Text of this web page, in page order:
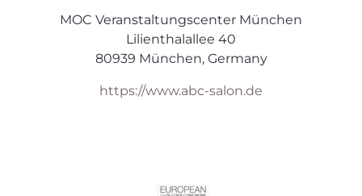
MOC Veranstaltungscenter München
Lilienthalallee 40
80939 München, Germany
https://www.abc-salon.de